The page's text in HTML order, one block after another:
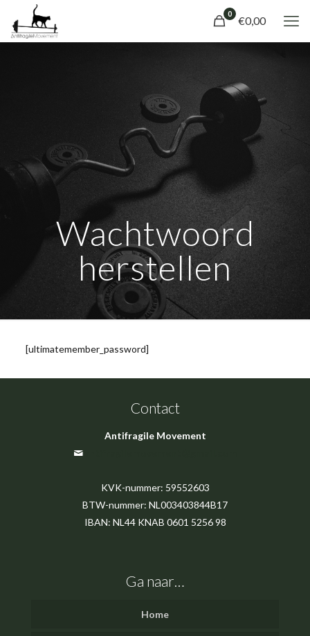
0
€0,00
Wachtwoord
herstellen
[ultimatemember_password]
Contact
Antifragile Movement
KVK-nummer: 59552603
BTW-nummer: NL003403844B17
IBAN: NL44 KNAB 0601 5256 98
Ga naar…
Home